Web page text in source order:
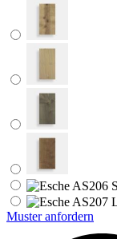
Muster anfordern